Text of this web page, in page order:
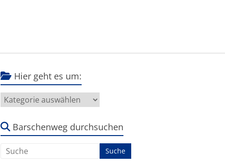
Hier geht es um:
Hier
geht
um:Barschenweg durchsuchen